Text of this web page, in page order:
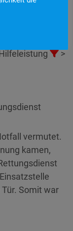
8:47
>
vermutet.
kamen,
Somit war